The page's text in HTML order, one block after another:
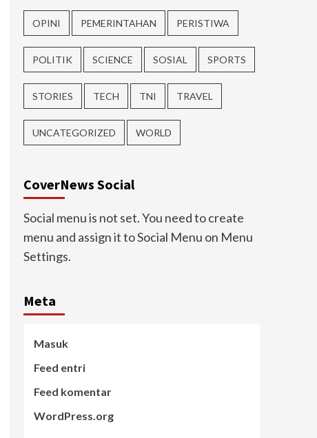
OPINI PEMERINTAHAN PERISTIWA
POLITIK SCIENCE SOSIAL SPORTS
STORIES TECH TNI TRAVEL
UNCATEGORIZED WORLD
CoverNews Social
Social menu is not set. You need to create
menu and assign it to Social Menu on Menu
Settings.
Meta
Masuk
Feed entri
Feed komentar
WordPress.org